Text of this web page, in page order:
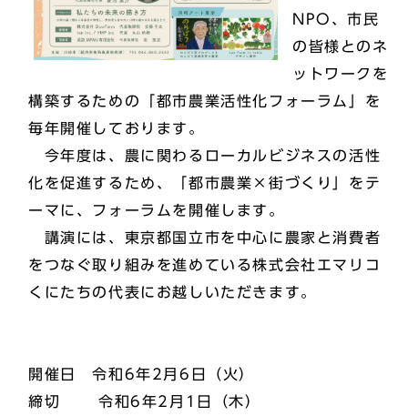
NPO、市民
の皆様とのネ
ットワークを
構築するための「都市農業活性化フォーラム」を
毎年開催しております。
今年度は、農に関わるローカルビジネスの活性
化を促進するため、「都市農業×街づくり」をテ
ーマに、フォーラムを開催します。
講演には、東京都国立市を中心に農家と消費者
をつなぐ取り組みを進めている株式会社エマリコ
くにたちの代表にお越しいただきます。
開催日 令和6年2月6日（火）
締切 令和6年2月1日（木）